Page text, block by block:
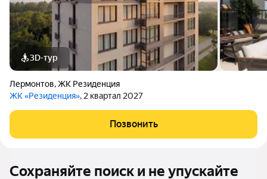
3D-тур
Лермонтов,ЖК Резиденция
ЖК «Резиденция», 2 квартал 2027
Позвонить
Сохраняйте поиск и не упускайте